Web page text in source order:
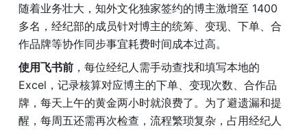
随着业务壮大，知外文化独家签约的博主激增至 1400
多名，经纪部的成员针对博主的统筹、变现、下单、合
作品牌等协作同步事宜耗费时间成本过高。
使用飞书前 ，每位经纪人需手动查找和填写本地的
Excel，记录核算对应博主的下单、变现次数、合作品
牌，每天上午的黄金两小时就浪费了。为了避遗漏和提
醒，每周五还需再次检查，流程繁琐复杂，占用经纪人